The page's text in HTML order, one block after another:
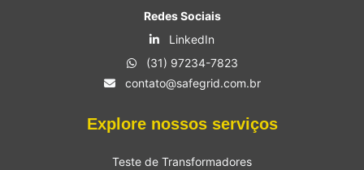
Redes Sociais
LinkedIn
(31) 97234-7823
contato@safegrid.com.br
Explore nossos serviços
Teste de Transformadores